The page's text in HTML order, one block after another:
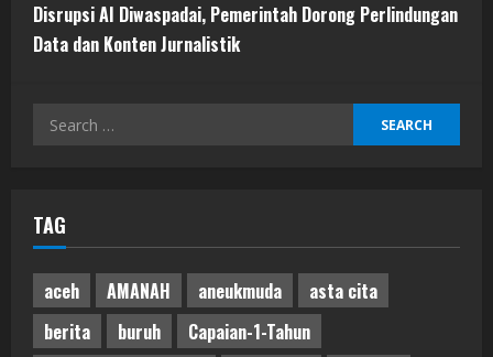
Disrupsi AI Diwaspadai, Pemerintah Dorong Perlindungan
Data dan Konten Jurnalistik
Search
TAG
aceh AMANAH aneukmuda
asta cita
berita
buruh
Capaian-1-Tahun